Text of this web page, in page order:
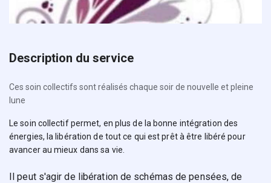
Description du service
Ces soin collectifs sont réalisés chaque soir de nouvelle et pleine
lune
Le soin collectif permet, en plus de la bonne intégration des
énergies, la libération de tout ce qui est prêt à être libéré pour
avancer au mieux dans sa vie.
Il peut s'agir de libération de schémas de pensées, de